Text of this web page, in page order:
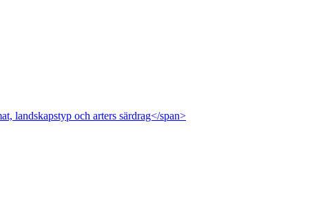
landskapstyp och arters särdrag</span>